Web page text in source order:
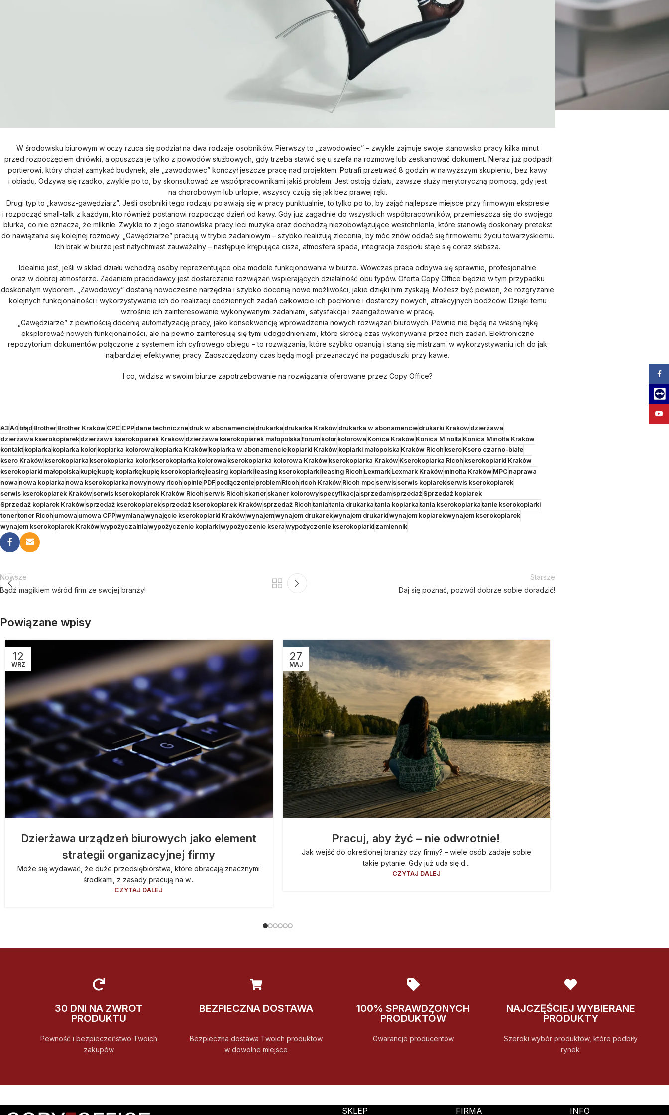
W środowisku biurowym w oczy rzuca się podział na dwa rodzaje osobników. Pierwszy to „zawodowiec” – zwykle zajmuje swoje stanowisko pracy kilka minut
przed rozpoczęciem dniówki, a opuszcza je tylko z powodów służbowych, gdy trzeba stawić się u szefa na rozmowę lub zeskanować dokument. Nieraz już podpadł
portierowi, który chciał zamykać budynek, ale „zawodowiec” kończył jeszcze pracę nad projektem. Potrafi przetrwać 8 godzin w najwyższym skupieniu, bez kawy
i obiadu. Odzywa się rzadko, zwykle po to, by skonsultować ze współpracownikami jakiś problem. Jest ostoją działu, zawsze służy merytoryczną pomocą, gdy jest
na chorobowym lub urlopie, wszyscy czują się jak bez prawej ręki.
Drugi typ to „kawosz-gawędziarz”. Jeśli osobniki tego rodzaju pojawiają się w pracy punktualnie, to tylko po to, by zająć najlepsze miejsce przy firmowym ekspresie
i rozpocząć small-talk z każdym, kto również postanowi rozpocząć dzień od kawy. Gdy już zagadnie do wszystkich współpracowników, przemieszcza się do swojego
biurka, co nie oznacza, że milknie. Zwykle to z jego stanowiska pracy leci muzyka oraz dochodzą niezobowiązujące westchnienia, które stanowią doskonały pretekst
do nawiązania się kolejnej rozmowy. „Gawędziarze” pracują w trybie zadaniowym – szybko realizują zlecenia, by móc znów oddać się firmowemu życiu towarzyskiemu.
Ich brak w biurze jest natychmiast zauważalny – następuje krępująca cisza, atmosfera spada, integracja zespołu staje się coraz słabsza.
Idealnie jest, jeśli w skład działu wchodzą osoby reprezentujące oba modele funkcjonowania w biurze. Wówczas praca odbywa się sprawnie, profesjonalnie
oraz w dobrej atmosferze. Zadaniem pracodawcy jest dostarczanie rozwiązań wspierających działalność obu typów. Oferta Copy Office będzie w tym przypadku
doskonałym wyborem. „Zawodowcy” dostaną nowoczesne narzędzia i szybko docenią nowe możliwości, jakie dzięki nim zyskają. Możesz być pewien, że rozgryzanie
kolejnych funkcjonalności i wykorzystywanie ich do realizacji codziennych zadań całkowicie ich pochłonie i dostarczy nowych, atrakcyjnych bodźców. Dzięki temu
wzrośnie ich zainteresowanie wykonywanymi zadaniami, satysfakcja i zaangażowanie w pracę.
„Gawędziarze” z pewnością docenią automatyzację pracy, jako konsekwencję wprowadzenia nowych rozwiązań biurowych. Pewnie nie będą na własną rękę
eksplorować nowych funkcjonalności, ale na pewno zainteresują się tymi udogodnieniami, które skrócą czas wykonywania przez nich zadań. Elektroniczne
repozytorium dokumentów połączone z systemem ich cyfrowego obiegu – to rozwiązania, które szybko opanują i staną się mistrzami w wykorzystywaniu ich do jak
najbardziej efektywnej pracy. Zaoszczędzony czas będą mogli przeznaczyć na pogaduszki przy kawie.
I co, widzisz w swoim biurze zapotrzebowanie na rozwiązania oferowane przez Copy Office?
A3A4błądBrotherBrother KrakówCPC CPPdane technicznedruk w abonamenciedrukarka drukarka Krakówdrukarka w abonamenciedrukarki Krakówdzierżawa
dzierżawa kserokopiarekdzierżawa kserokopiarek Krakówdzierżawa kserokopiarek małopolska forumkolorkolorowa Konica KrakówKonica Minolta Konica Minolta Kraków
kontaktkopiarka kopiarka kolorkopiarka kolorowa kopiarka Krakówkopiarka w abonamenciekopiarki Krakówkopiarki małopolska Kraków Ricoh kseroKsero czarno-białe
ksero Krakówkserokopiarka kserokopiarka kolorkserokopiarka kolorowa kserokopiarka kolorowa Krakówkserokopiarka KrakówKserokopiarka Ricoh kserokopiarki Kraków
kserokopiarki małopolska kupiękupię kopiarkękupię kserokopiarkęleasing kopiarkileasing kserokopiarkileasing Ricoh LexmarkLexmark Krakówminolta KrakówMPC naprawa
nowa nowa kopiarka nowa kserokopiarka nowynowy ricoh opiniePDFpodłączenieproblemRicoh ricoh KrakówRicoh mpc serwisserwis kopiarekserwis kserokopiarek
serwis kserokopiarek Krakówserwis kserokopiarek Kraków Ricoh serwis Ricoh skanerskaner kolorowyspecyfikacja sprzedamsprzedażSprzedaż kopiarek
Sprzedaż kopiarek Krakówsprzedaż kserokopiareksprzedaż kserokopiarek Krakówsprzedaż Ricoh tania tania drukarka tania kopiarka tania kserokopiarka tanie kserokopiarki
tonertoner Ricoh umowa umowa CPPwymiana wynajęcie kserokopiarki Krakówwynajemwynajem drukarekwynajem drukarkiwynajem kopiarekwynajem kserokopiarek
wynajem kserokopiarek Krakówwypożyczalnia wypożyczenie kopiarkiwypożyczenie ksera wypożyczenie kserokopiarkizamiennik
Nowsze
Bądź magikiem wśród firm ze swojej branży!
Starsze
Daj się poznać, pozwól dobrze sobie doradzić!
Powiązane wpisy
12
WRZ
Dzierżawa urządzeń biurowych jako element
strategii organizacyjnej firmy
Może się wydawać, że duże przedsiębiorstwa, które obracają znacznymi
środkami, z zasady pracują na w...
CZYTAJ DALEJ
27
MAJ
Pracuj, aby żyć – nie odwrotnie!
Jak wejść do określonej branży czy firmy? – wiele osób zadaje sobie
takie pytanie. Gdy już uda się d...
CZYTAJ DALEJ
30 DNI NA ZWROT
PRODUKTU
Pewność i bezpieczeństwo Twoich
zakupów
BEZPIECZNA DOSTAWA
Bezpieczna dostawa Twoich produktów
w dowolne miejsce
100% SPRAWDZONYCH
PRODUKTÓW
Gwarancje producentów
NAJCZĘŚCIEJ WYBIERANE
PRODUKTY
Szeroki wybór produktów, które podbiły
rynek
SKLEP FIRMA INFO